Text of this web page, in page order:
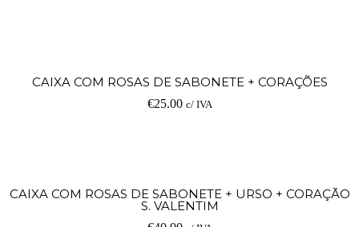
CAIXA COM ROSAS DE SABONETE + CORAÇÕES
€25.00 c/ IVA
CAIXA COM ROSAS DE SABONETE + URSO + CORAÇÃO
S. VALENTIM